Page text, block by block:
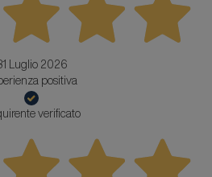
Luglio 2026
positiva
verificato